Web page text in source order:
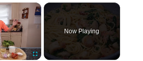
×
Now Playing